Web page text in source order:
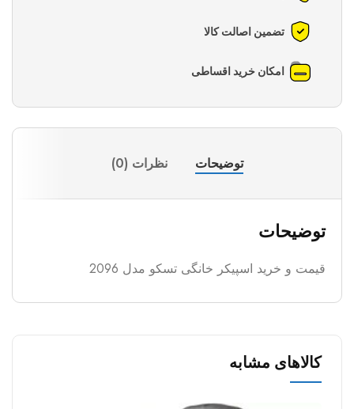
تضمین اصالت کالا
امکان خرید اقساطی
توضیحات نظرات (0)
توضیحات
قیمت و خرید اسپیکر خانگی تسکو مدل 2096
کالاهای مشابه